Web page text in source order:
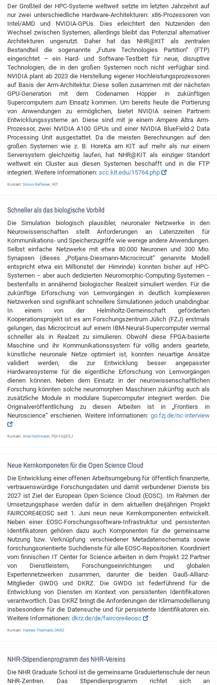
Der Großteil der HPC-Systeme weltweit setzte im letzten Jahrzehnt auf
nur zwei unterschiedliche Hardware-Architekturen: x86-Prozessoren von
Intel/AMD und NVIDIA-GPUs. Dies erleichtert den Nutzenden den
Wechsel zwischen Systemen, allerdings bleibt das Potenzial alternativer
Architekturen ungenutzt. Daher hat das NHR@KIT als zentralen
Bestandteil die sogenannte „Future Technologies Partition“ (FTP)
eingerichtet – ein Hard- und Software-Testbett für neue, disruptive
Technologien, die in den großen Systemen noch nicht verfügbar sind.
NVIDIA plant ab 2023 die Herstellung eigener Hochleistungsprozessoren
auf Basis der Arm-Architektur. Diese sollen zusammen mit der nächsten
GPU-Generation mit dem Codenamen Hopper in zukünftigen
Supercomputern zum Einsatz kommen. Um bereits heute die Portierung
von Anwendungen zu ermöglichen, bietet NVIDIA seinen Partnern
Entwicklungssysteme an. Diese sind mit je einem Ampere Altra Arm-
Prozessor, zwei NVIDIA A100 GPUs und einer NVIDIA BlueField-2 Data
Processing Unit ausgestattet. Da die meisten Berechnungen auf den
großen Systemen wie z. B. HoreKa am KIT auf mehr als nur einem
Serversystem gleichzeitig laufen, hat NHR@KIT als einziger Standort
weltweit ein Cluster aus diesen Systemen beschafft und in die FTP
integriert. Weitere Informationen: scc.kit.edu/15764.php
Kontakt: Simon Raffeiner, KIT
Schneller als das biologische Vorbild
Die Simulation biologisch plausibler, neuronaler Netzwerke in den
Neurowissenschaften stellt Anforderungen an Latenzzeiten für
Kommunikations- und Speicherzugriffe wie wenige andere Anwendungen.
Selbst einfache Netzwerke mit etwa 80.000 Neuronen und 300 Mio.
Synapsen (dieses „Potjans-Diesmann-Microcircuit“ genannte Modell
entspricht etwa ein Millionstel der Hirnrinde) konnten bisher auf HPC-
Systemen − aber auch dedizierten Neuromorphic-Computing-Systemen −
bestenfalls in annähernd biologischer Realzeit simuliert werden. Für die
zukünftige Erforschung von Lernvorgängen in deutlich komplexeren
Netzwerken sind signifikant schnellere Simulationen jedoch unabdingbar.
In einem von der Helmholtz-Gemeinschaft geförderten
Kooperationsprojekt ist es am Forschungszentrum Jülich (FZJ) erstmals
gelungen, das Microcircuit auf einem IBM-Neural-Supercomputer viermal
schneller als in Realzeit zu simulieren. Obwohl diese FPGA-basierte
Maschine und ihr Kommunikationssystem für völlig anders geartete,
künstliche neuronale Netze optimiert ist, konnten neuartige Ansätze
validiert werden, die zur Entwicklung besser angepasster
Hardwaresysteme für die eigentliche Erforschung von Lernvorgängen
dienen können. Neben dem Einsatz in der neurowissenschaftlichen
Forschung könnten solche neuromorphen Maschinen zukünftig auch als
zusätzliche Module in modulare Supercomputer integriert werden. Die
Originalveröffentlichung zu diesen Arbeiten ist in „Frontiers in
Neuroscience“ erschienen. Weitere Informationen: go.fzj.de/nc-interview
Kontakt: Arne Heittmann , PGI-10@FZJ
Neue Kernkomponeten für die Open Science Cloud
Die Entwicklung einer offenen Arbeitsumgebung für öffentlich finanzierte,
vertrauenswürdige Forschungsdaten und damit verbundener Dienste bis
2027 ist Ziel der European Open Science Cloud (EOSC). Im Rahmen der
Umsetzungsphase werden dafür in dem aktuellen dreijährigen Projekt
FAIRCORE4EOSC seit 1. Juni neun neue Kernkomponenten entwickelt.
Neben einer EOSC-Forschungssoftware-Infrastruktur und persistenten
Identifikatoren gehören dazu auch Komponenten für die gemeinsame
Nutzung bzw. Verknüpfung verschiedener Metadatenschemata sowie
forschungsorientierte Suchdienste für alle EOSC-Repositorien. Koordiniert
vom finnischen IT Center for Science arbeiten in dem Projekt 22 Partner
von Dienstleistern, Forschungseinrichtungen und globalen
Expertennetzwerken zusammen, darunter die beiden Gauß-Allianz-
Mitglieder GWDG und DKRZ. Die GWDG ist federführend für die
Entwicklung von Diensten im Kontext von persistenten Identifikatoren
verantwortlich. Das DKRZ bringt die Anforderungen der Klimamodellierung
insbesondere für die Datensuche und für persistente Identifikatoren ein.
Weitere Informationen: dkrz.de/de/faircore4eosc
Kontakt: Hannes Thiemann DKRZ
NHR-Stipendienprogramm des NHR-Vereins
Die NHR Graduate School ist die gemeinsame Graduiertenschule der neun
NHR-Zentren. Das Stipendienprogramm richtet sich an